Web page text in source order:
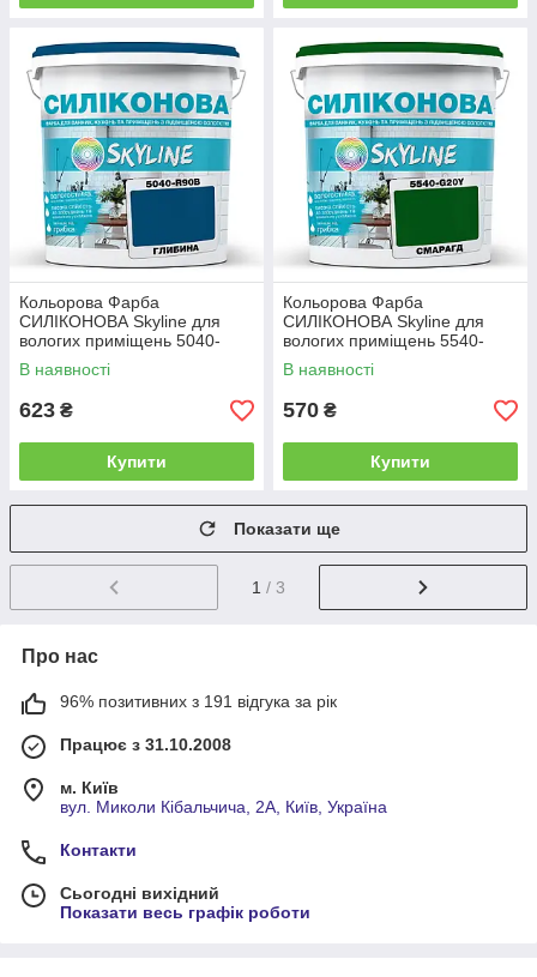
Кольорова Фарба
СИЛІКОНОВА Skyline для
вологих приміщень 5040-
R90B (C) Глибина 1л
В наявності
623 ₴
Купити
Кольорова Фарба
СИЛІКОНОВА Skyline для
вологих приміщень 5540-
G20Y (C) Смарагд 1л
В наявності
570 ₴
Купити
Показати ще
1 / 3
Про нас
96% позитивних з 191 відгука за рік
Працює з 31.10.2008
м. Київ
вул. Миколи Кібальчича, 2А, Київ, Україна
Контакти
Сьогодні вихідний
Показати весь графік роботи